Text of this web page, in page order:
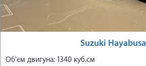
Suzuki Hayabusa
Об'єм двигуна: 1340 куб.см